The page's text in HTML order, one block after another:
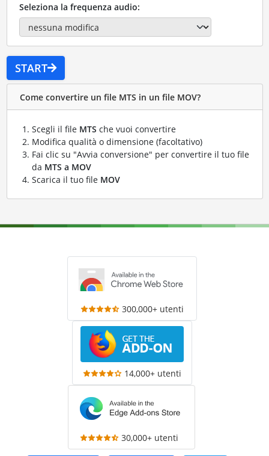
Seleziona la frequenza audio:
START
Come convertire un file MTS in un file MOV?
Scegli il file MTS che vuoi convertire
Modifica qualità o dimensione (facoltativo)
Fai clic su "Avvia conversione" per convertire il tuo file
da MTS a MOV
Scarica il tuo file MOV
300,000+ utenti
14,000+ utenti
30,000+ utenti